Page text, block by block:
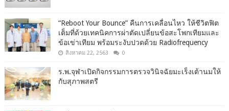
“Reboot Your Bounce” คืนการเคลื่อนไหว ให้ชีวิตฟิต
เต็มที่ด้วยเทคนิคการผ่าตัดเปลี่ยนข้อสะโพกเทียมและ
ข้อเข่าเทียม พร้อมระงับปวดด้วย Radiofrequency
สิงหาคม 22, 2563 0
ร.พ.จุฬาเปิดกิจกรรมการตรวจวินิจฉัยมะเร็งเต้านมให้
กับสุภาพสตรี